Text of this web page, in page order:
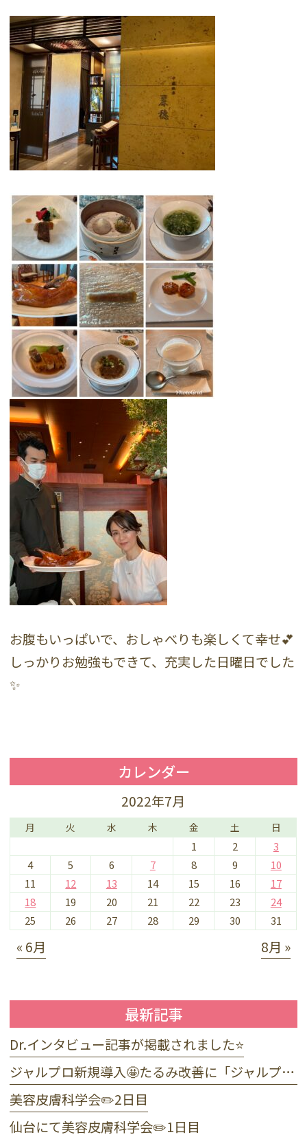
お腹もいっぱいで、おしゃべりも楽しくて幸せ💕
しっかりお勉強もできて、充実した日曜日でした
✨
カレンダー
2022年7月
月 火 水 木 金 土 日
1 2
3
4
5 6 7 8 9
10
11
12 13 14 15 16
17
18
19 20 21 22 23
24
25
26 27 28 29 30 31
« 6月 8月 »
最新記事
Dr.インタビュー記事が掲載されました⭐️
ジャルプロ新規導入🤩たるみ改善に「ジャルプロ・スーパーハイドロ」💉目元のくま・小じわに「ジャルプロヤングアイ」👀
美容皮膚科学会✏️2日目
仙台にて美容皮膚科学会✏️1日目